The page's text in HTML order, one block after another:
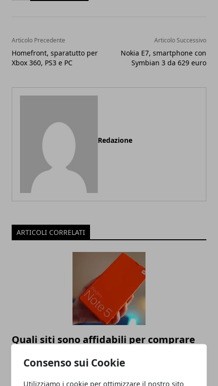
Consenso sui Cookie
Utilizziamo i cookie per ottimizzare il nostro sito
Articolo Precedente
Homefront, sparatutto per
Xbox 360, PS3 e PC
Articolo Successivo
Nokia E7, smartphone con
Symbian 3 da 629 euro
Redazione
ARTICOLI CORRELATI
Quali siti sono affidabili per comprare
07/04/2019